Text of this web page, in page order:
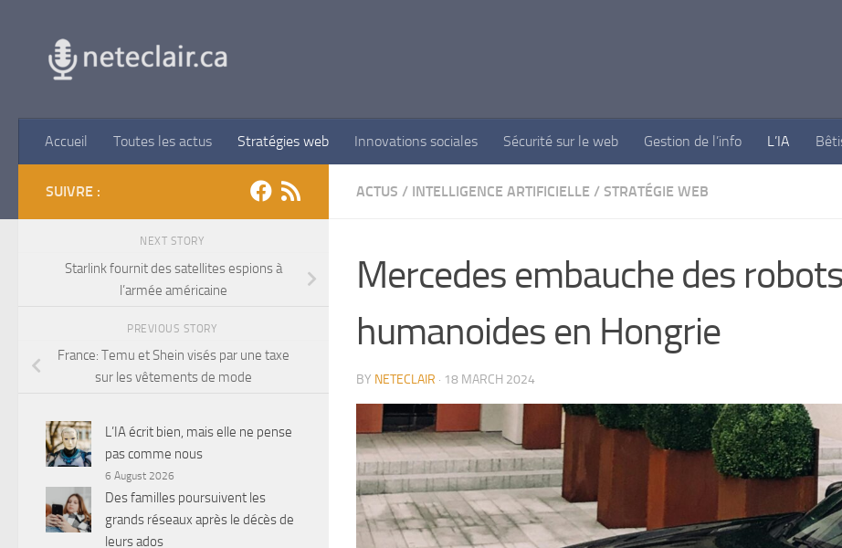
Accueil Toutes les actus Stratégies web Innovations sociales Sécurité sur le web Gestion de l’info L’IA
ACTUS / INTELLIGENCE ARTIFICIELLE / STRATÉGIE WEB
Mercedes embauche des robots
humanoides en Hongrie
BY NETECLAIR · 18 MARCH 2024
SUIVRE :
NEXT STORY
Starlink fournit des satellites espions à
l’armée américaine
PREVIOUS STORY
France: Temu et Shein visés par une taxe
sur les vêtements de mode
L’IA écrit bien, mais elle ne pense
pas comme nous
6 August 2026
Des familles poursuivent les
grands réseaux après le décès de
leurs ados